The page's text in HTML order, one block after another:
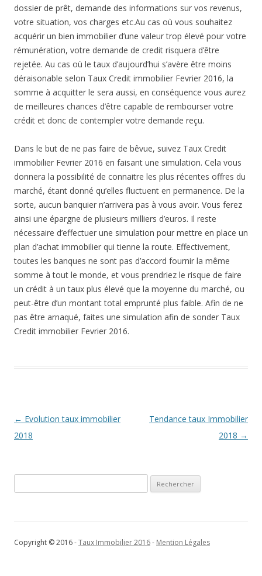
dossier de prêt, demande des informations sur vos revenus,
votre situation, vos charges etc.Au cas où vous souhaitez
acquérir un bien immobilier d’une valeur trop élevé pour votre
rémunération, votre demande de credit risquera d’être
rejetée. Au cas où le taux d’aujourd’hui s’avère être moins
déraisonable selon Taux Credit immobilier Fevrier 2016, la
somme à acquitter le sera aussi, en conséquence vous aurez
de meilleures chances d’être capable de rembourser votre
crédit et donc de contempler votre demande reçu.
Dans le but de ne pas faire de bêvue, suivez Taux Credit
immobilier Fevrier 2016 en faisant une simulation. Cela vous
donnera la possibilité de connaitre les plus récentes offres du
marché, étant donné qu’elles fluctuent en permanence. De la
sorte, aucun banquier n’arrivera pas à vous avoir. Vous ferez
ainsi une épargne de plusieurs milliers d’euros. Il reste
nécessaire d’effectuer une simulation pour mettre en place un
plan d’achat immobilier qui tienne la route. Effectivement,
toutes les banques ne sont pas d’accord fournir la même
somme à tout le monde, et vous prendriez le risque de faire
un crédit à un taux plus élevé que la moyenne du marché, ou
peut-être d’un montant total emprunté plus faible. Afin de ne
pas être arnaqué, faites une simulation afin de sonder Taux
Credit immobilier Fevrier 2016.
Navigation
des
← Evolution taux immobilier
2018
Tendance taux Immobilier
2018 →
Copyright © 2016 -Taux Immobilier 2016- Mention Légales